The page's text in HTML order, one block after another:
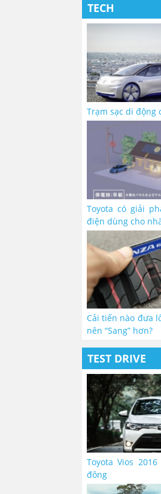
TECH
Trạm sạc di động
Toyota có giải
điện dùng cho
Cải tiến nào đưa
nên “Sang” hơn?
TEST DRIVE
Toyota Vios
đông